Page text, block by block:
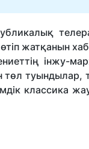
өтіп жатқанын
інжу-
төл
классика